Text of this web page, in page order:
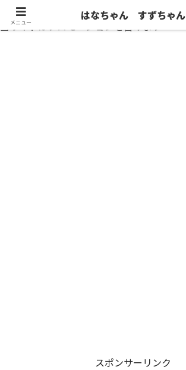
当サイトはプロモーションを含みます
スポンサーリンク
メニュー
はなちゃん すずちゃん